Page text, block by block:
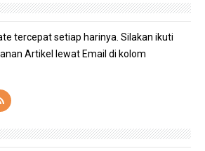
tercepat setiap harinya. Silakan ikuti
Artikel lewat Email di kolom